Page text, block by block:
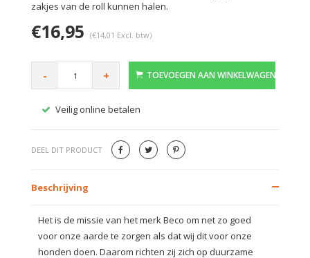
zakjes van de roll kunnen halen.
€16,95 (€14,01 Excl. btw)
- + TOEVOEGEN AAN WINKELWAGEN
Veilig online betalen
DEEL DIT PRODUCT
Beschrijving
Het is de missie van het merk Beco om net zo goed
voor onze aarde te zorgen als dat wij dit voor onze
honden doen. Daarom richten zij zich op duurzame